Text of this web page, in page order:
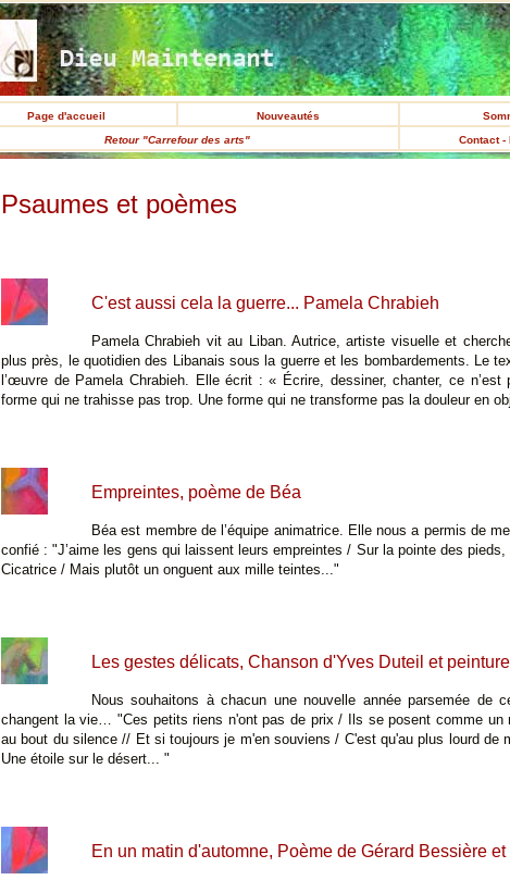
Page d'accueil Nouveautés
Retour "Carrefour des arts"
Contact
Psaumes et poèmes
C'est aussi cela la guerre... Pamela Chrabieh
Pamela Chrabieh vit au Liban. Autrice, artiste visuelle et
plus près, le quotidien des Libanais sous la guerre et les bombardements. Le
l’œuvre de Pamela Chrabieh. Elle écrit : « Écrire, dessiner, chanter, ce
forme qui ne trahisse pas trop. Une forme qui ne transforme pas la douleur en
Empreintes, poème de Béa
Béa est membre de l’équipe animatrice. Elle nous a permis de
confié : "J’aime les gens qui laissent leurs empreintes / Sur la pointe des
Cicatrice / Mais plutôt un onguent aux mille teintes..."
Les gestes délicats, Chanson d'Yves Duteil et
Nous souhaitons à chacun une nouvelle année parsemée de
changent la vie… "Ces petits riens n'ont pas de prix / Ils se posent comme un
au bout du silence // Et si toujours je m'en souviens / C'est qu'au plus lourd de
Une étoile sur le désert... "
En un matin d'automne, Poème de Gérard Bessière